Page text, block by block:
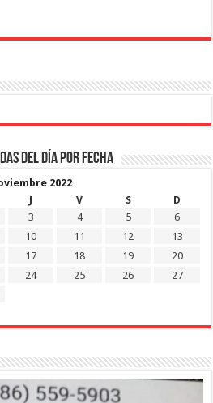
del día por fecha
2022
J V S
D
3 4 5
6
10 11 12
13
17 18 19
20
24 25 26
27